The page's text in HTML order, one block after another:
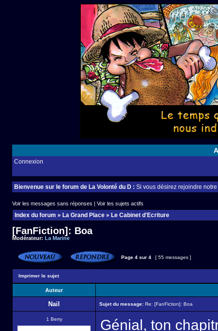
Connexion
Bienvenue sur le forum de La Volonté du D : Si vous désirez rejoindre
Voir les messages sans réponses | Voir les sujets actifs
Index du forum » La Grand Place » Le Cabinet d'Ecriture
[FanFiction]: Boa
Modérateur: La Marine
Page 4 sur 4 [ 55 messages ]
Imprimer le sujet
Auteur
Nail Sujet du message: Re: [FanFiction]: Boa
1 Berry
Génial, ton